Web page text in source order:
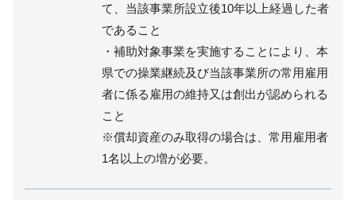
て、当該事業所設立後10年以上経過した者
であること
・補助対象事業を実施することにより、本
県での操業継続及び当該事業所の常用雇用
者に係る雇用の維持又は創出が認められる
こと
※償却資産のみ取得の場合は、常用雇用者
1名以上の増が必要。